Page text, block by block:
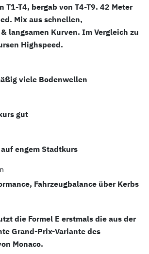
T1-T4, bergab von T4-T9. 42 Meter
Mix aus schnellen,
langsamen Kurven. Im Vergleich zu
Highspeed.
viele Bodenwellen
gut
engem Stadtkurs
Fahrzeugbalance über Kerbs
die Formel E erstmals die aus der
Grand-Prix-Variante des
Monaco.